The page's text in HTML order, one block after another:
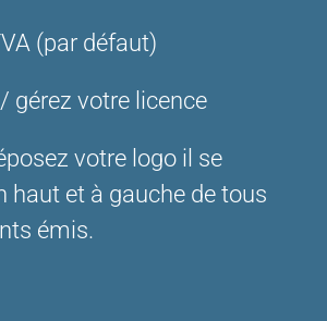
(par défaut)
gérez votre licence
votre logo il se
haut et à gauche de tous
émis.